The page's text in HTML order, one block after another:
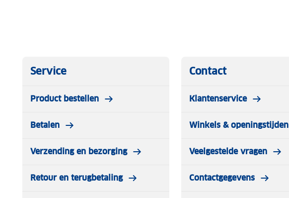
Service
Product bestellen
Betalen
Verzending en bezorging
Retour en terugbetaling
Contact
Klantenservice
Winkels & openingstijden
Veelgestelde vragen
Contactgegevens